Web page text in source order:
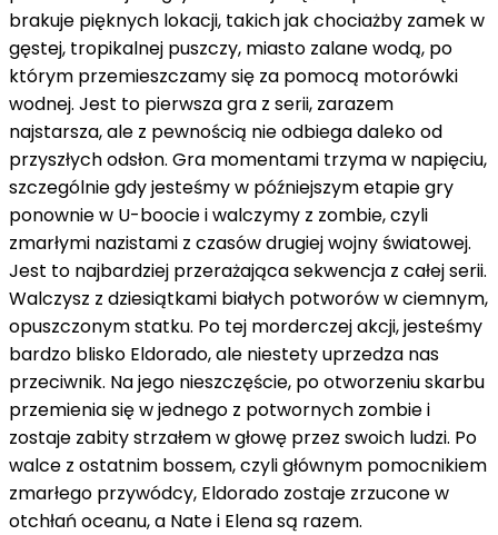
brakuje pięknych lokacji, takich jak chociażby zamek w
gęstej, tropikalnej puszczy, miasto zalane wodą, po
którym przemieszczamy się za pomocą motorówki
wodnej. Jest to pierwsza gra z serii, zarazem
najstarsza, ale z pewnością nie odbiega daleko od
przyszłych odsłon. Gra momentami trzyma w napięciu,
szczególnie gdy jesteśmy w późniejszym etapie gry
ponownie w U-boocie i walczymy z zombie, czyli
zmarłymi nazistami z czasów drugiej wojny światowej.
Jest to najbardziej przerażająca sekwencja z całej serii.
Walczysz z dziesiątkami białych potworów w ciemnym,
opuszczonym statku. Po tej morderczej akcji, jesteśmy
bardzo blisko Eldorado, ale niestety uprzedza nas
przeciwnik. Na jego nieszczęście, po otworzeniu skarbu
przemienia się w jednego z potwornych zombie i
zostaje zabity strzałem w głowę przez swoich ludzi. Po
walce z ostatnim bossem, czyli głównym pomocnikiem
zmarłego przywódcy, Eldorado zostaje zrzucone w
otchłań oceanu, a Nate i Elena są razem.